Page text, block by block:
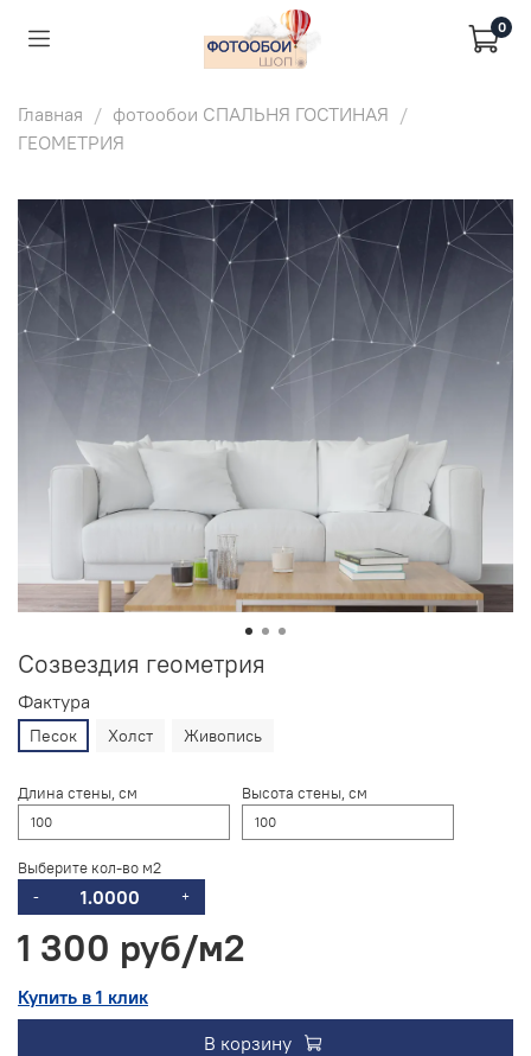
0
Главная
фотообои СПАЛЬНЯ ГОСТИНАЯ
ГЕОМЕТРИЯ
Созвездия геометрия
Фактура
Песок Холст Живопись
Длина стены, см Высота стены, см
Выберите кол-во м2
- +
1 300 руб
Купить в 1 клик
В корзину